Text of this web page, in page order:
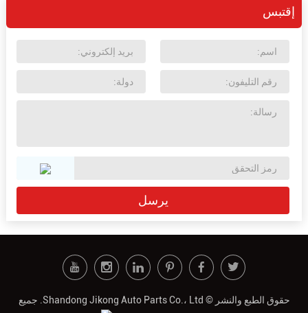
إقتبس
حقوق الطبع والنشر © Shandong Jikong Auto Parts Co.، Ltd. جميع